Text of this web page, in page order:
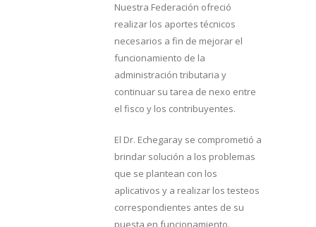
Nuestra Federación ofreció
realizar los aportes técnicos
necesarios a fin de mejorar el
funcionamiento de la
administración tributaria y
continuar su tarea de nexo entre
el fisco y los contribuyentes.
El Dr. Echegaray se comprometió a
brindar solución a los problemas
que se plantean con los
aplicativos y a realizar los testeos
correspondientes antes de su
puesta en funcionamiento.